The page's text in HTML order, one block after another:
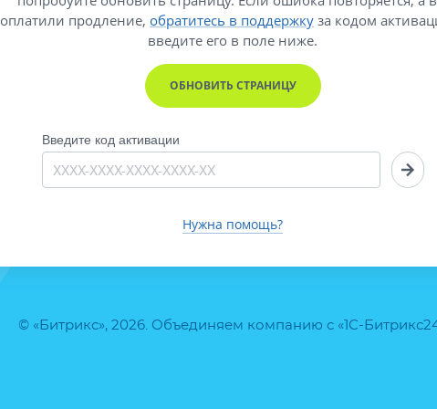
© «Битрикс», 2026. Объединяем компанию с «1С-
оплатили продление, обратитесь в поддержку за кодом
введите его в поле ниже.
ОБНОВИТЬ СТРАНИЦУ
Введите код активации
Нужна помощь?